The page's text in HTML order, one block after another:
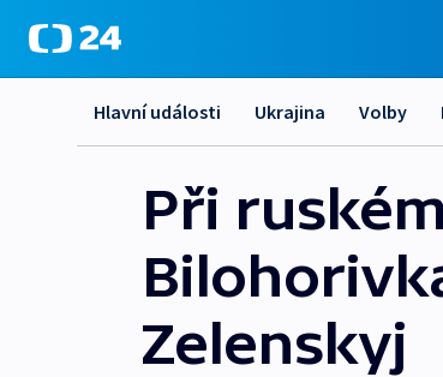
Hlavní události Ukrajina Volby
Při
Zelenskyj